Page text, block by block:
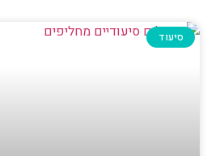
סיעוד